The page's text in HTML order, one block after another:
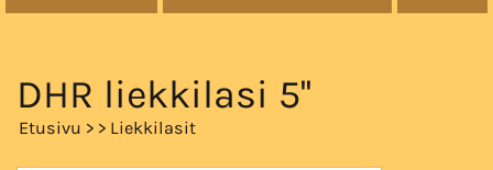
DHR liekkilasi 5''
Etusivu > > Liekkilasit